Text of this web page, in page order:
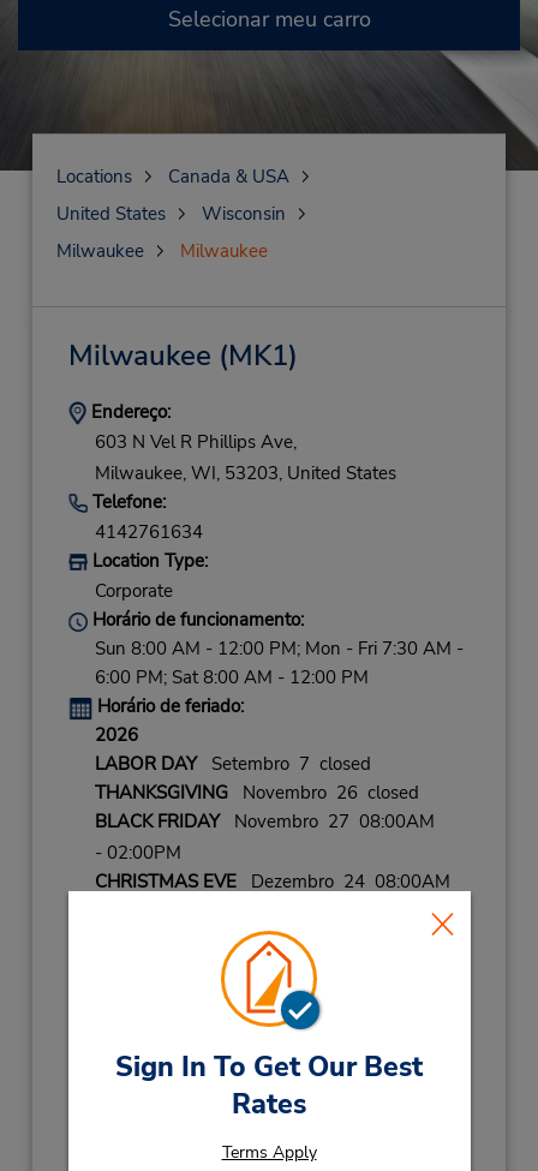
Sign In To Get Our Best
Rates
Terms Apply
Selecionar meu carro
Locations
Canada & USA
United States
Wisconsin
Milwaukee
Milwaukee
Milwaukee (MK1)
Endereço:
603 N Vel R Phillips Ave,
Milwaukee, WI, 53203, United States
Telefone:
4142761634
Location Type:
Corporate
Horário de funcionamento:
Sun 8:00 AM - 12:00 PM; Mon - Fri 7:30 AM -
6:00 PM; Sat 8:00 AM - 12:00 PM
Horário de feriado:
2026
LABOR DAYSetembro 7 closed
THANKSGIVINGNovembro 26 closed
BLACK FRIDAYNovembro 27 08:00AM
- 02:00PM
CHRISTMAS EVEDezembro 24 08:00AM
Dezembro 25 closed
NEW YEARS EVE
Dezembro 31 08:00AM
2027
NEW YEARS DAY
Local de entrega das chaves